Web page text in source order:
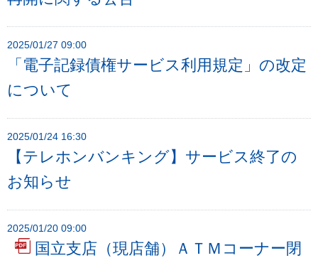
2025/01/27 09:00
「電子記録債権サービス利用規定」の改定
について
2025/01/24 16:30
【テレホンバンキング】サービス終了の
お知らせ
2025/01/20 09:00
国立支店（現店舗）ＡＴＭコーナー閉